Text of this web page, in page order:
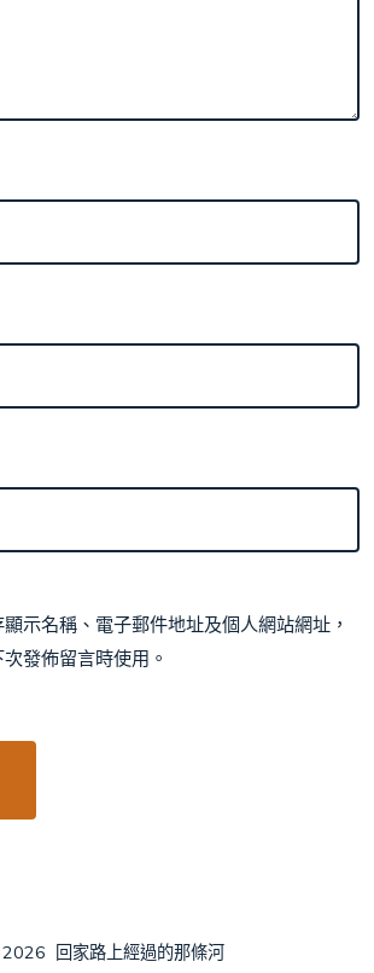
示名稱、電子郵件地址及個人網站網址，
發佈留言時使用。
回家路上經過的那條河